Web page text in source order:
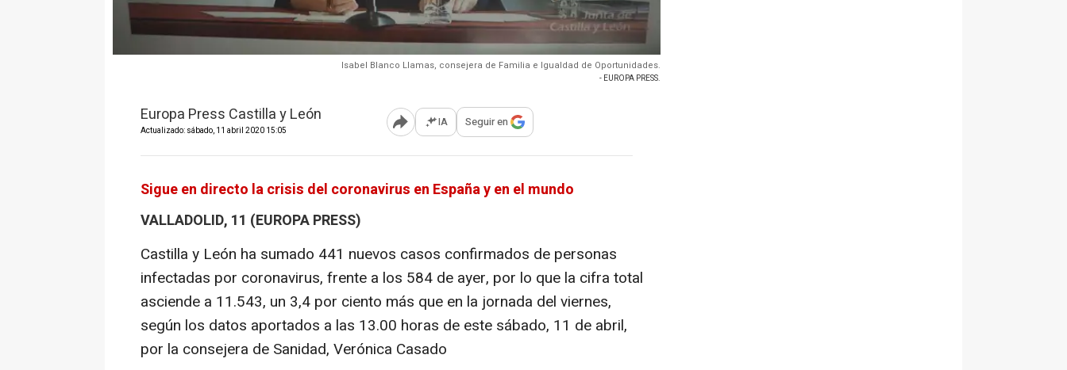
Isabel Blanco Llamas, consejera de Familia e Igualdad de Oportunidades.
- EUROPA PRESS.
Europa Press Castilla y León
Actualizado: sábado, 11 abril 2020 15:05 Abrir opciones para compartir
IA Seguir en
Sigue en directo la crisis del coronavirus en España y en el mundo
VALLADOLID, 11 (EUROPA PRESS)
Castilla y León ha sumado 441 nuevos casos confirmados de personas
infectadas por coronavirus, frente a los 584 de ayer, por lo que la cifra total
asciende a 11.543, un 3,4 por ciento más que en la jornada del viernes,
según los datos aportados a las 13.00 horas de este sábado, 11 de abril,
por la consejera de Sanidad, Verónica Casado